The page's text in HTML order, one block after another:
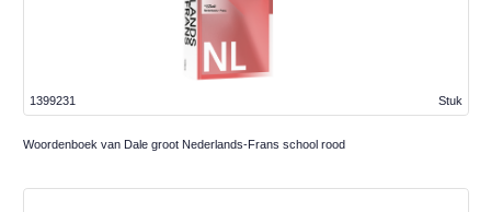
Stuk
1399231
Woordenboek van Dale groot Nederlands-Frans school rood